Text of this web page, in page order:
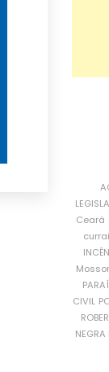
Ceará
CIVIL
NEGRA